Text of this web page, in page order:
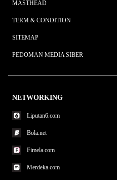
MASTHEAD
TERM & CONDITION
SITEMAP
PEDOMAN MEDIA SIBER
NETWORKING
Liputan6.com
Bola.net
Fimela.com
Merdeka.com